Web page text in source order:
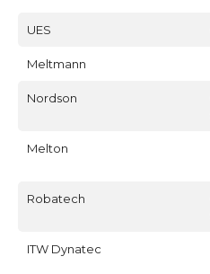
UES
Meltmann
Nordson
Melton
Robatech
ITW Dynatec